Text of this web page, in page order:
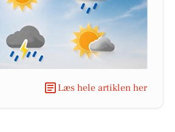
Læs hele artiklen her